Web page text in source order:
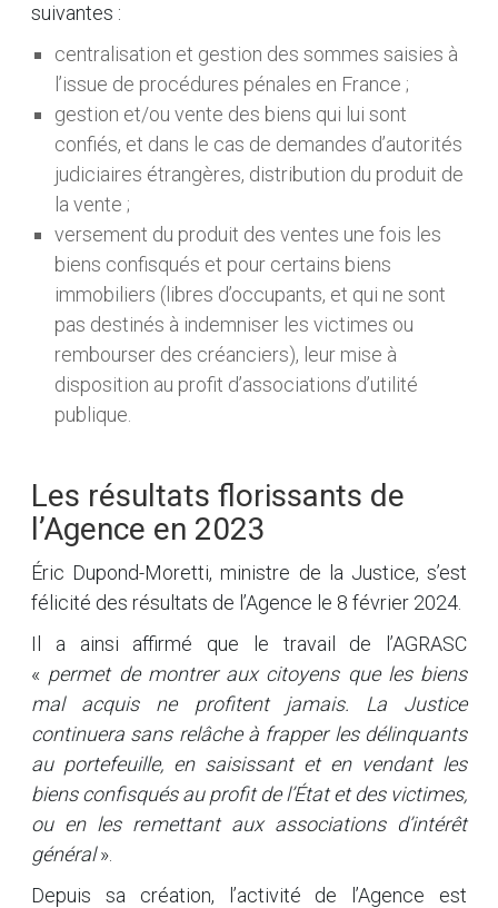
suivantes :
centralisation et gestion des sommes saisies à
l’issue de procédures pénales en France ;
gestion et/ou vente des biens qui lui sont
confiés, et dans le cas de demandes d’autorités
judiciaires étrangères, distribution du produit de
la vente ;
versement du produit des ventes une fois les
biens confisqués et pour certains biens
immobiliers (libres d’occupants, et qui ne sont
pas destinés à indemniser les victimes ou
rembourser des créanciers), leur mise à
disposition au profit d’associations d’utilité
publique.
Les résultats florissants de
l’Agence en 2023
Éric Dupond-Moretti, ministre de la Justice, s’est
félicité des résultats de l’Agence le 8 février 2024.
Il a ainsi affirmé que le travail de l’AGRASC
« permet de montrer aux citoyens que les biens
mal acquis ne profitent jamais. La Justice
continuera sans relâche à frapper les délinquants
au portefeuille, en saisissant et en vendant les
biens confisqués au profit de l’État et des victimes,
ou en les remettant aux associations d’intérêt
général».
Depuis sa création, l’activité de l’Agence est